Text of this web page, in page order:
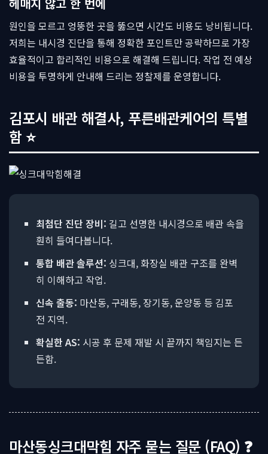
원인을 모르고 엉뚱한 곳을 뚫으면 시간도 비용도 낭비됩니다.
저희는 내시경 진단을 통해 정확한 포인트만 공략하므로 가장
효율적이고 합리적인 비용으로 해결해 드립니다. 작업 전 예상
비용을 투명하게 안내해 드리는 정찰제를 운영합니다.
김포시 배관 해결사, 푸른배관케어의 특별
함 ⭐
최첨단 진단 장비: 길고 선명한 내시경으로 배관 속을
훤히 들여다봅니다.
통합 배관 솔루션: 싱크대, 화장실 배관 구조를 완벽
히 이해하고 작업.
신속 출동: 마산동, 구래동, 장기동, 운양동 등 김포
전 지역.
확실한 AS: 시공 후 문제 재발 시 끝까지 책임지는 든
든함.
마산동싱크대막힘 자주 묻는 질문 (FAQ) ❓